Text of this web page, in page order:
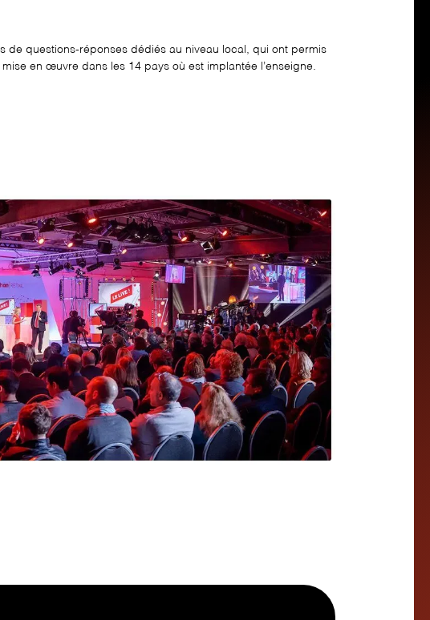
questions-réponses dédiés au niveau local, qui ont permis
en œuvre dans les 14 pays où est implantée l’enseigne.